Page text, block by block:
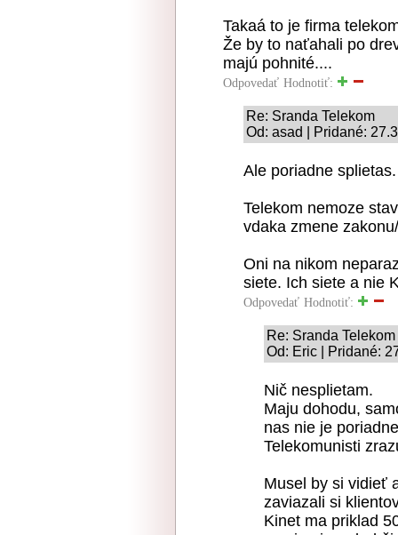
Takaá to je firma
Že by to naťahali po
majú pohnité....
Odpovedať Hodnotiť:
Re: Sranda Telekom
Od: asad | Pridané:
Ale poriadne splietas.
Telekom nemoze
vdaka zmene
Oni na nikom
siete. Ich siete a nie
Odpovedať Hodnotiť:
Re: Sranda Telekom
Od: Eric | Pridané:
Nič nesplietam.
Maju dohodu,
nas nie je
Telekomunisti
Musel by si vidieť
zaviazali si
Kinet ma priklad